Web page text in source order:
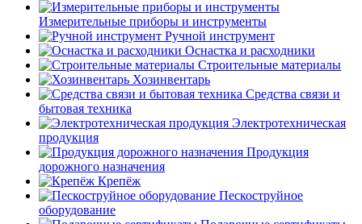
Измерительные приборы и инструменты
Ручной инструмент
Оснастка и расходники
Строительные материалы
Хозинвентарь
Средства связи и
бытовая техника
Электротехническая
продукция
Продукция
дорожного назначения
Крепёж
Пескоструйное
оборудование